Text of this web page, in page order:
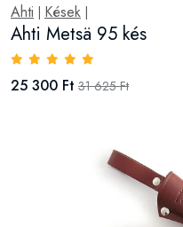
Ahti | Kések |
Ahti Metsä 95 kés
25 300 Ft 31 625 Ft